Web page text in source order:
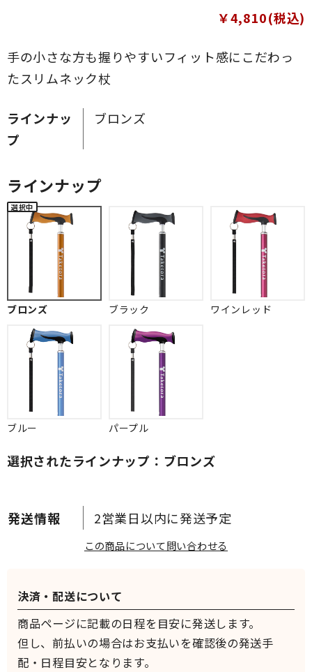
手の小さな方も握りやすいフィット感にこだわっ
たスリムネック杖
￥4,810(税込)
ラインナッ
プ
ブロンズ
2営業日以内に発送予定
ラインナップ
ブロンズ ブラック ワインレッド
ブルー パープル
選択されたラインナップ：ブロンズ
この商品について問い合わせる
決済・配送について
商品ページに記載の日程を目安に発送します。
但し、前払いの場合はお支払いを確認後の発送手
配・日程目安となります。